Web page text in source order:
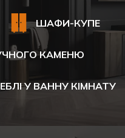
ШАФИ-КУПЕ
КАМЕНЮ
У ВАННУ КІМНАТУ